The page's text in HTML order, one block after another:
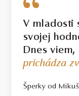
V mladosti
svojej
Dnes
prichádza
Šperky od